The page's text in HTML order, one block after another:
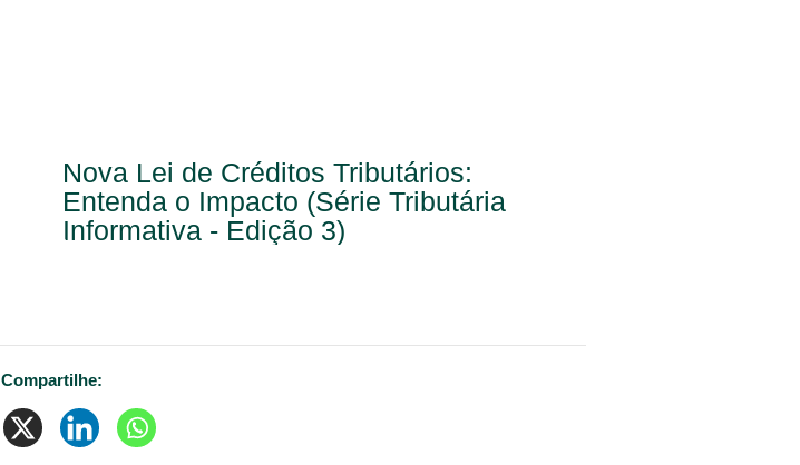
Nova Lei de Créditos Tributários:
Entenda o Impacto (Série Tributária
Informativa - Edição 3)
Compartilhe: